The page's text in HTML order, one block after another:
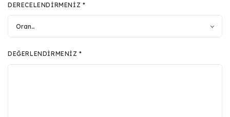
DERECELENDIRMENIZ *
DEĞERLENDIRMENIZ*